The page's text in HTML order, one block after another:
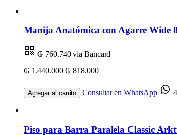
Manija Anatómica con Agarre Wide
₲ 760.740 vía Bancard
₲ 1.440.000 ₲ 818.000
Agregar al carrito Consultar en WhatsApp
Piso para Barra Paralela Classic